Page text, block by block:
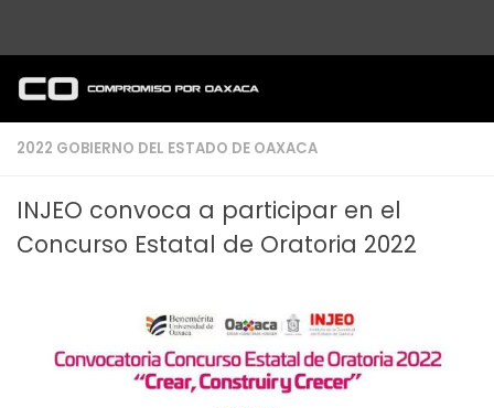
2022 GOBIERNO DEL ESTADO DE OAXACA
INJEO convoca a participar en el
Concurso Estatal de Oratoria 2022